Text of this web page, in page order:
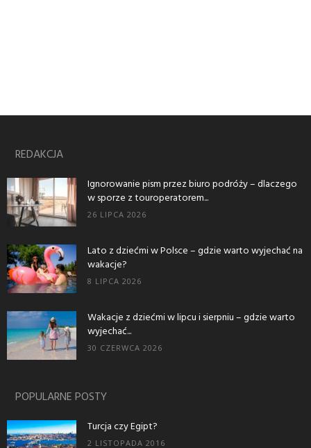
REDAKCJA
Ignorowanie pism przez biuro podróży – dlaczego
w sporze z touroperatorem...
26 LIPCA 2026
Lato z dziećmi w Polsce – gdzie warto wyjechać na
wakacje?
8 LIPCA 2026
Wakacje z dziećmi w lipcu i sierpniu – gdzie warto
wyjechać...
30 CZERWCA 2026
POPULARNE POSTY
Turcja czy Egipt?
2 LISTOPADA 2016